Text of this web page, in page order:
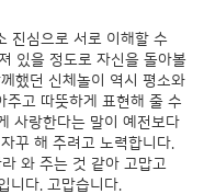
진심으로 서로 이해할 수
있을 정도로 자신을 돌아볼
했던 신체놀이 역시 평소와
주고 따뜻하게 표현해 줄 수
사랑한다는 말이 예전보다
꾸 해 주려고 노력합니다.
와 주는 것 같아 고맙고
니다. 고맙습니다.